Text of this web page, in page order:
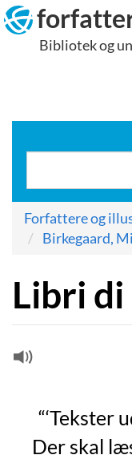
Hop
til
indholdBibliotek og
Forfattere og
Birkegaard,
Libri di
“‘Tekster
Der skal